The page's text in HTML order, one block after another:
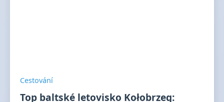
Cestování
Top baltské letovisko Kołobrzeg: